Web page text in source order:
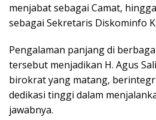
menjabat sebagai Camat,
sebagai Sekretaris Diskominfo
Pengalaman panjang di
tersebut menjadikan H. Agus
birokrat yang matang,
dedikasi tinggi dalam
jawabnya.